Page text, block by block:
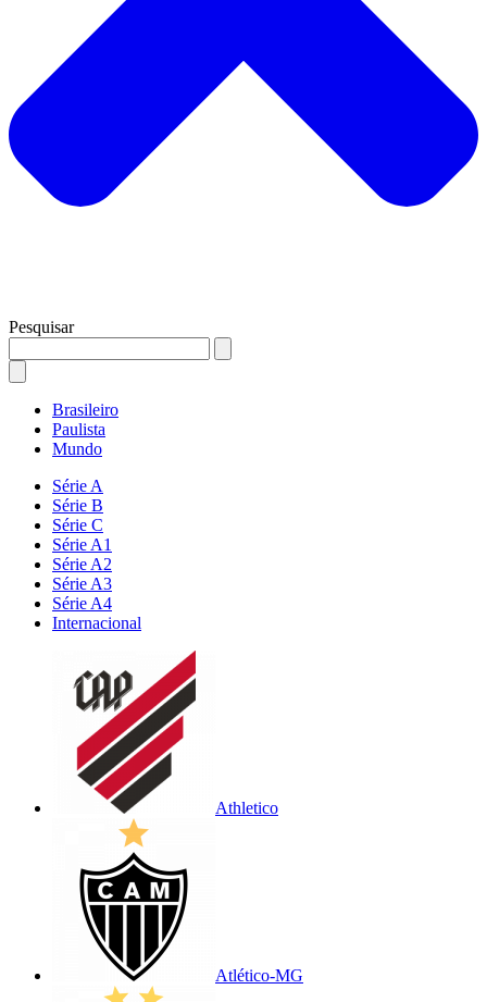
Pesquisar
Brasileiro
Paulista
Mundo
Série A
Série B
Série C
Série A1
Série A2
Série A3
Série A4
Internacional
Athletico
Atlético-MG